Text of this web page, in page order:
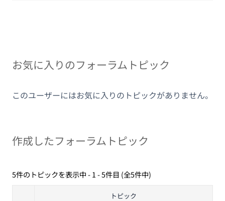
お気に入りのフォーラムトピック
このユーザーにはお気に入りのトピックがありません。
作成したフォーラムトピック
5件のトピックを表示中 - 1 - 5件目 (全5件中)
トピック